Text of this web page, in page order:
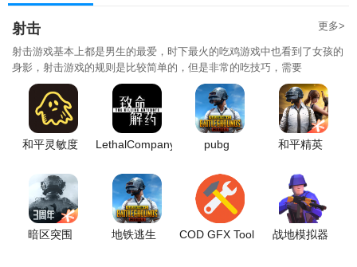
射击 更多>
射击游戏基本上都是男生的最爱，时下最火的吃鸡游戏中也看到了女孩的
身影，射击游戏的规则是比较简单的，但是非常的吃技巧，需要
和平灵敏度 LethalCompany pubg 和平精英
暗区突围 地铁逃生 COD GFX Tool 战地模拟器